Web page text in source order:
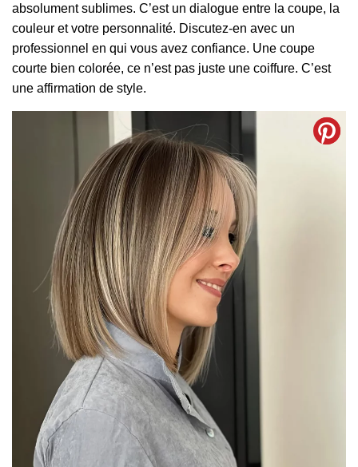
absolument sublimes. C’est un dialogue entre la coupe, la
couleur et votre personnalité. Discutez-en avec un
professionnel en qui vous avez confiance. Une coupe
courte bien colorée, ce n’est pas juste une coiffure. C’est
une affirmation de style.